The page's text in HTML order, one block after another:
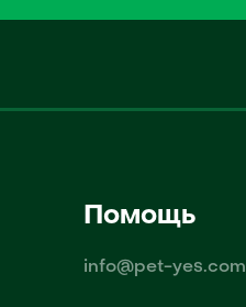
Помощь
info@pet-yes.com